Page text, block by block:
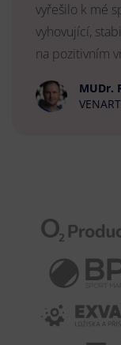
vyřešilo k mé
vyhovující,
na pozitivním
MUDr.